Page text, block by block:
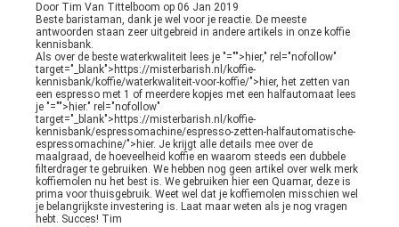
Door Tim Van Tittelboom op 06 Jan 2019
Beste baristaman, dank je wel voor je reactie. De meeste
antwoorden staan zeer uitgebreid in andere artikels in onze koffie
kennisbank.
Als over de beste waterkwaliteit lees je "="">hier," rel="nofollow"
target="_blank">https://misterbarish.nl/koffie-
kennisbank/koffie/waterkwaliteit-voor-koffie/">hier, het zetten van
een espresso met 1 of meerdere kopjes met een halfautomaat lees
je "="">hier." rel="nofollow"
target="_blank">https://misterbarish.nl/koffie-
kennisbank/espressomachine/espresso-zetten-halfautomatische-
espressomachine/">hier. Je krijgt alle details mee over de
maalgraad, de hoeveelheid koffie en waarom steeds een dubbele
filterdrager te gebruiken. We hebben nog geen artikel over welk merk
koffiemolen nu het best is. We gebruiken hier een Quamar, deze is
prima voor thuisgebruik. Weet wel dat je koffiemolen misschien wel
je belangrijkste investering is. Laat maar weten als je nog vragen
hebt. Succes! Tim